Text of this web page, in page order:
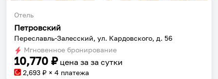
Отель
Петровский
Переславль-Залесский, ул. Кардовского, д. 56
Мгновенное бронирование
10,770 ₽ цена за за сутки
2,693 ₽ × 4 платежа